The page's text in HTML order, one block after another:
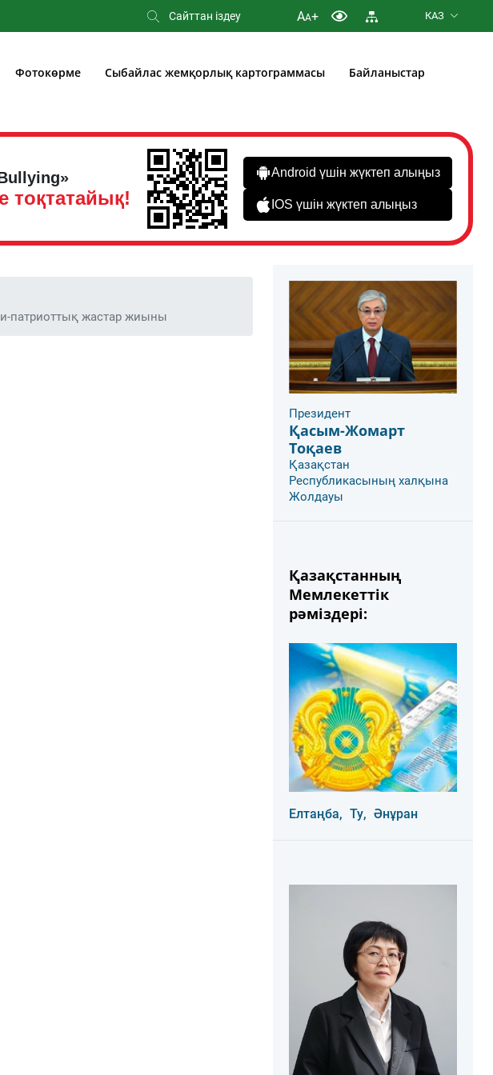
AA+ КАЗ
Фотокөрме Сыбайлас жемқорлық картограммасы Байланыстар
тоқтатайық!
Android үшін жүктеп алыңыз
IOS үшін жүктеп алыңыз
патриоттық жастар жиыны
Президент
Қасым-Жомарт
Тоқаев
Қазақстан
Республикасының халқына
Жолдауы
Қазақстанның
Мемлекеттік
рәміздері:
Елтаңба, Ту, Әнұран